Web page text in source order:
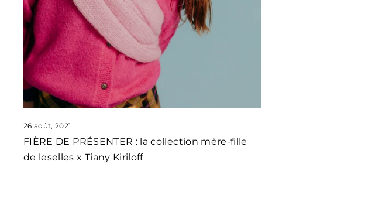
26 août, 2021
FIÈRE DE PRÉSENTER : la collection mère-fille
de leselles x Tiany Kiriloff